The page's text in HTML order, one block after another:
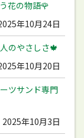
花の物語🌹
年10月24日
のやさしさ🍁
年10月20日
ツサンド専門
2025年10月3日